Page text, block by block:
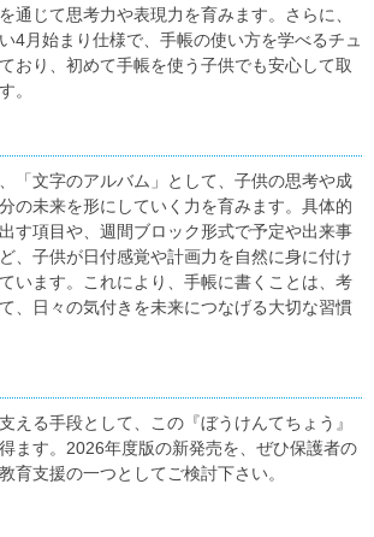
通じて思考力や表現力を育みます。さらに、
4月始まり仕様で、手帳の使い方を学べるチュ
おり、初めて手帳を使う子供でも安心して取
。
「文字のアルバム」として、子供の思考や成
の未来を形にしていく力を育みます。具体的
す項目や、週間ブロック形式で予定や出来事
、子供が日付感覚や計画力を自然に身に付け
います。これにより、手帳に書くことは、考
、日々の気付きを未来につなげる大切な習慣
える手段として、この『ぼうけんてちょう』
ます。2026年度版の新発売を、ぜひ保護者の
育支援の一つとしてご検討下さい。